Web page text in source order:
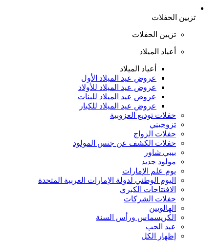
تزيين الحفلات
تزيين الحفلات
أعياد الميلاد
أعياد الميلاد
عروض عيد الميلاد الأول
عروض عيد الميلاد للأولاد
عروض عيد الميلاد للبنات
عروض عيد الميلاد للكبار
حفلات توديع العزوبية
تزوجيني
حفلات الزواج
حفلات الكشف عن جنس المولود
بيبي شاور
مولود جديد
يوم علم الإمارات
اليوم الوطني لدولة الإمارات العربية المتحدة
الافتتاحات الكبري
حفلات الشركات
الهالويين
الكريسماس ورأس السنة
عيد الحب
إظهار الكل